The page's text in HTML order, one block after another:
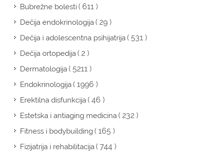
Bubrežne bolesti( 611 )
Dečija endokrinologija( 29 )
Dečija i adolescentna psihijatrija( 531 )
Dečija ortopedija( 2 )
Dermatologija( 5211 )
Endokrinologija( 1996 )
Erektilna disfunkcija( 46 )
Estetska i antiaging medicina( 232 )
Fitness i bodybuilding( 165 )
Fizijatrija i rehabilitacija( 744 )